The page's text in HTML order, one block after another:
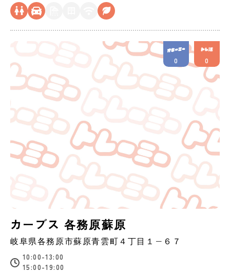
カーブス 各務原蘇原
岐阜県各務原市蘇原青雲町４丁目１−６７
10:00-13:00
15:00-19:00
0 0